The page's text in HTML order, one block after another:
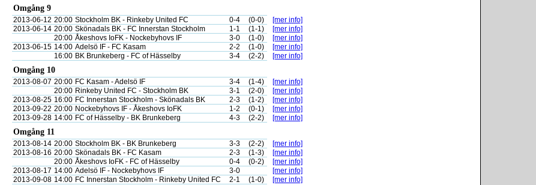
Omgång 9
2013-06-12 20:00 Stockholm BK - Rinkeby United FC 0-4 (0-0)
[mer info]
2013-06-14 20:00 Skönadals BK - FC Innerstan Stockholm 1-1 (1-1)
[mer info]
20:00 Åkeshovs IoFK - Nockebyhovs IF 3-0 (1-0)
[mer info]
2013-06-15 14:00 Adelsö IF - FC Kasam 2-2 (1-0)
[mer info]
16:00 BK Brunkeberg - FC of Hässelby 3-4 (2-2) [mer info]
Omgång 10
2013-08-07 20:00 FC Kasam - Adelsö IF 3-4 (1-4)
[mer info]
20:00 Rinkeby United FC - Stockholm BK 3-1 (2-0)
[mer info]
2013-08-25 16:00 FC Innerstan Stockholm - Skönadals BK 2-3 (1-2)
[mer info]
2013-09-22 20:00 Nockebyhovs IF - Åkeshovs IoFK 1-2 (0-1)
[mer info]
2013-09-28 14:00 FC of Hässelby - BK Brunkeberg 4-3 (2-2) [mer info]
Omgång 11
2013-08-14 20:00 Stockholm BK - BK Brunkeberg 3-3 (2-2)
[mer info]
2013-08-16 20:00 Skönadals BK - FC Kasam 2-3 (1-3)
[mer info]
20:00 Åkeshovs IoFK - FC of Hässelby 0-4 (0-2)
[mer info]
2013-08-17 14:00 Adelsö IF - Nockebyhovs IF 3-0
[mer info]
2013-09-08 14:00 FC Innerstan Stockholm - Rinkeby United FC 2-1 (1-0) [mer info]